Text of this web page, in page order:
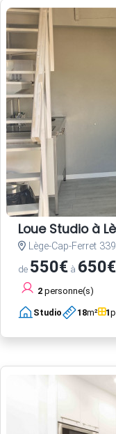
Loue Studio à
Lège-Cap-Ferret
de 550€ à 650€
2 personne(s)
Studio 18m² 1